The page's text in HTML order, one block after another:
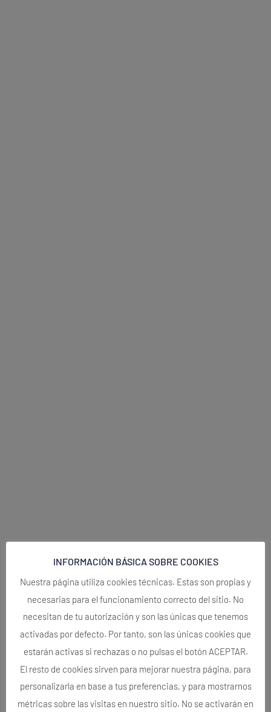
INFORMACIÓN BÁSICA SOBRE COOKIES
Nuestra página utiliza cookies técnicas. Estas son propias y
necesarias para el funcionamiento correcto del sitio. No
necesitan de tu autorización y son las únicas que tenemos
activadas por defecto. Por tanto, son las únicas cookies que
estarán activas si rechazas o no pulsas el botón ACEPTAR.
El resto de cookies sirven para mejorar nuestra página, para
personalizarla en base a tus preferencias, y para mostrarnos
métricas sobre las visitas en nuestro sitio. No se activarán en